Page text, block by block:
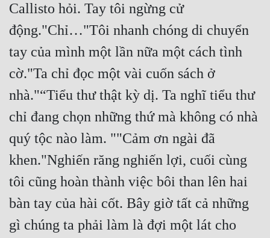
Đẹp
Đẹp Hiệp
Tính Cách Nhân Vật :
Cơ Trí
Sát Phạt Quyết Đoán
Vô Sỉ
Điềm Đạm
Callisto hỏi. Tay tôi ngừng cử
động."Chỉ…"Tôi nhanh chóng di chuyển
tay của mình một lần nữa một cách tình
cờ."Ta chỉ đọc một vài cuốn sách ở
nhà."“Tiểu thư thật kỳ dị. Ta nghĩ tiểu thư
chỉ đang chọn những thứ mà không có nhà
quý tộc nào làm. ""Cảm ơn ngài đã
khen."Nghiến răng nghiến lợi, cuối cùng
tôi cũng hoàn thành việc bôi than lên hai
bàn tay của hài cốt. Bây giờ tất cả những
gì chúng ta phải làm là đợi một lát cho